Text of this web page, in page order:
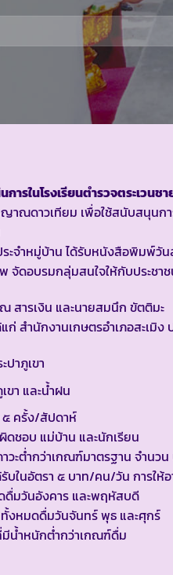
ารในโรงเรียนตำรวจตระเวน
ดาวเทียม เพื่อใช้สนับสนุนกา
จำหมู่บ้าน ได้รับหนังสือพิมพ์วัน
จัดอบรมกลุ่มสนใจให้กับประชา
สารเงิน และนายสมนึก ขัตติมะ
สำนักงานเกษตรอำเภอสะเมิง
ปาภูเขา
ขา และน้ำฝน
๕ ครั้ง/สัปดาห์
ดชอบ แม่บ้าน และนักเรียน
าวะต่ำกว่าเกณฑ์มาตรฐาน จำน
บในอัตรา ๕ บาท/คน/วัน การให้
ดื่มวันอังคาร และพฤหัสบดี
งหมดดื่มวันจันทร์ พุธ และศุกร์
มีน้ำหนักต่ำกว่าเกณฑ์ดื่ม